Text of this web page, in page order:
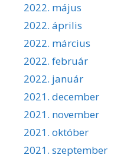
2022. május
2022. április
2022. március
2022. február
2022. január
2021. december
2021. november
2021. október
2021. szeptember